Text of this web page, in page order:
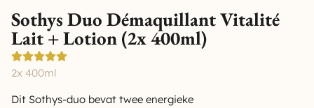
Sothys Duo Démaquillant Vitalité
Lait + Lotion (2x 400ml)
2x 400ml
Dit Sothys-duo bevat twee energieke